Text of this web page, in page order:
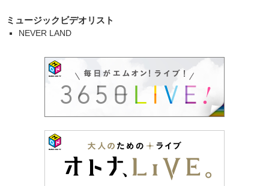
ミュージックビデオリスト
NEVER LAND